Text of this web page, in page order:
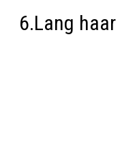
6.Lang haar